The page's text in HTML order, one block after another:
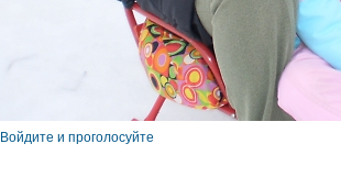
Войдите и проголосуйте